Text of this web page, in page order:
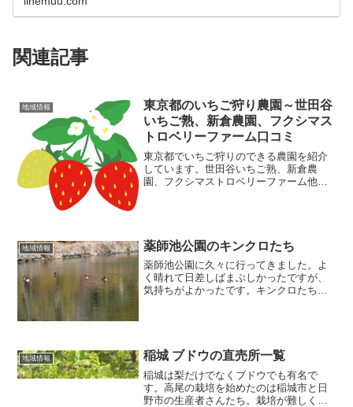
関連記事
地域情報
東京都のいちご狩り農園～世田谷
いちご熟、新倉農園、フクシマス
トロベリーファーム口コミ
東京都でいちご狩りのできる農園を紹介
しています。世田谷いちご熟、新倉農
園、フクシマストロベリーファーム他世
地域情報 薬師池公園のキンクロたち
薬師池公園に久々に行ってきました。よ
く晴れて日差しばまぶしかったですが、
気持ちがよかったです。キンクロたちが
地域情報 稲城 ブドウの直売所一覧
稲城は梨だけでなくブドウでも有名で
す。高尾の栽培を始めたのは稲城市と日
野市の生産者さんたち。栽培が難しくか